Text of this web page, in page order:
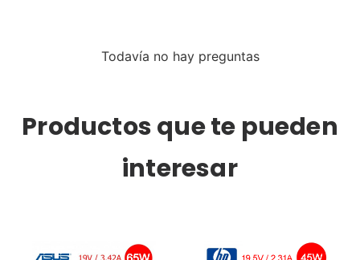
Todavía no hay preguntas
Productos que te pueden
interesar